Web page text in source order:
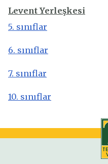
Levent Yerleşkesi
5. sınıflar
6. sınıflar
7. sınıflar
10. sınıflar